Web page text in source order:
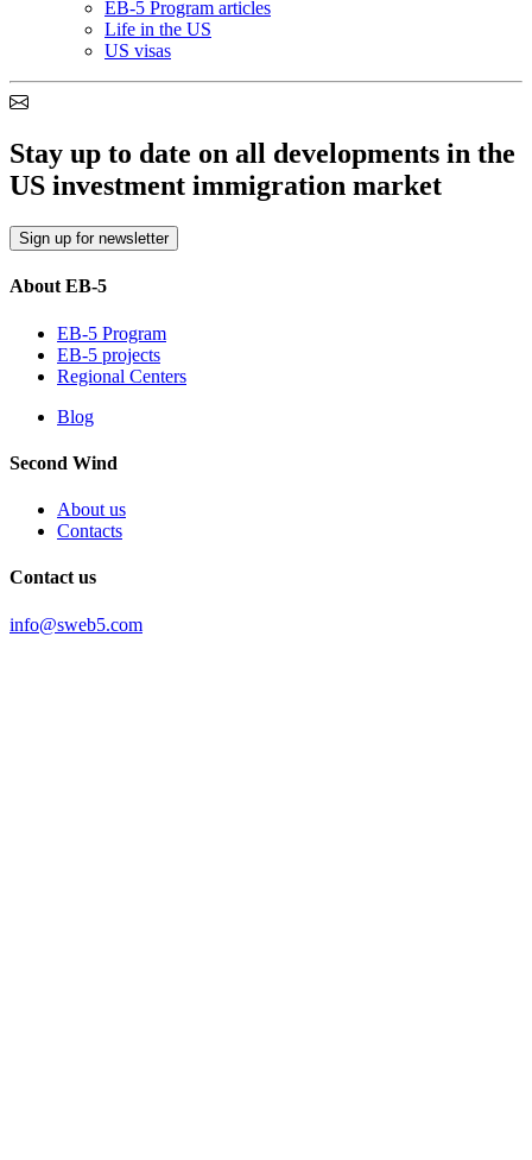
EB-5 Program articles
Life in the US
US visas
Stay up to date on all developments in the
US investment immigration market
Sign up for newsletter
About EB-5
EB-5 Program
EB-5 projects
Regional Centers
Blog
Second Wind
About us
Contacts
Contact us
info@sweb5.com